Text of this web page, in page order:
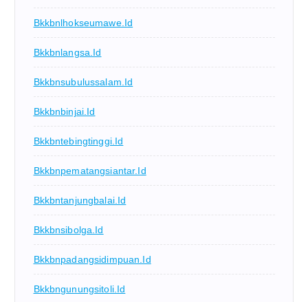
Bkkbnlhokseumawe.id
Bkkbnlangsa.id
Bkkbnsubulussalam.id
Bkkbnbinjai.id
Bkkbntebingtinggi.id
Bkkbnpematangsiantar.id
Bkkbntanjungbalai.id
Bkkbnsibolga.id
Bkkbnpadangsidimpuan.id
Bkkbngunungsitoli.id